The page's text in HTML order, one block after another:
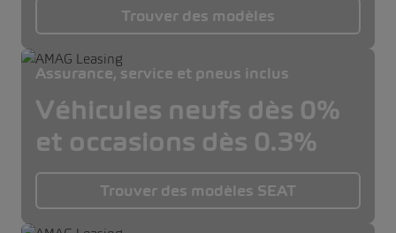
Trouver des modèles
Assurance, service et pneus inclus
Véhicules neufs dès 0%
et occasions dès 0.3%
Trouver des modèles SEAT